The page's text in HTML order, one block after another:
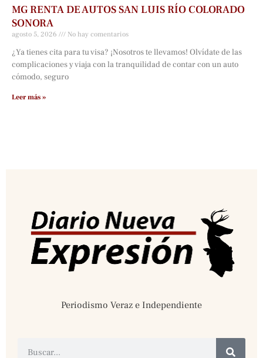
MG RENTA DE AUTOS SAN LUIS RÍO COLORADO
SONORA
agosto 5, 2026 No hay comentarios
¿Ya tienes cita para tu visa? ¡Nosotros te llevamos! Olvídate de las
complicaciones y viaja con la tranquilidad de contar con un auto
cómodo, seguro
Leer más »
Periodismo Veraz e Independiente